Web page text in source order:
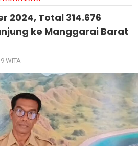
2024, Total 314.676
ke Manggarai Barat
WITA